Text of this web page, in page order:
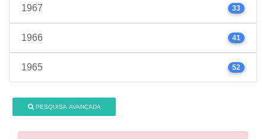
1967 33
1966 41
1965 52
PESQUISA AVANÇADA